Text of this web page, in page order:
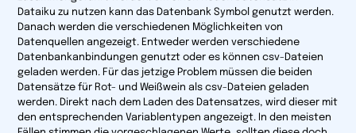
Dataiku zu nutzen kann das Datenbank Symbol genutzt werden.
Danach werden die verschiedenen Möglichkeiten von
Datenquellen angezeigt. Entweder werden verschiedene
Datenbankanbindungen genutzt oder es können csv-Dateien
geladen werden. Für das jetzige Problem müssen die beiden
Datensätze für Rot- und Weißwein als csv-Dateien geladen
werden. Direkt nach dem Laden des Datensatzes, wird dieser mit
den entsprechenden Variablentypen angezeigt. In den meisten